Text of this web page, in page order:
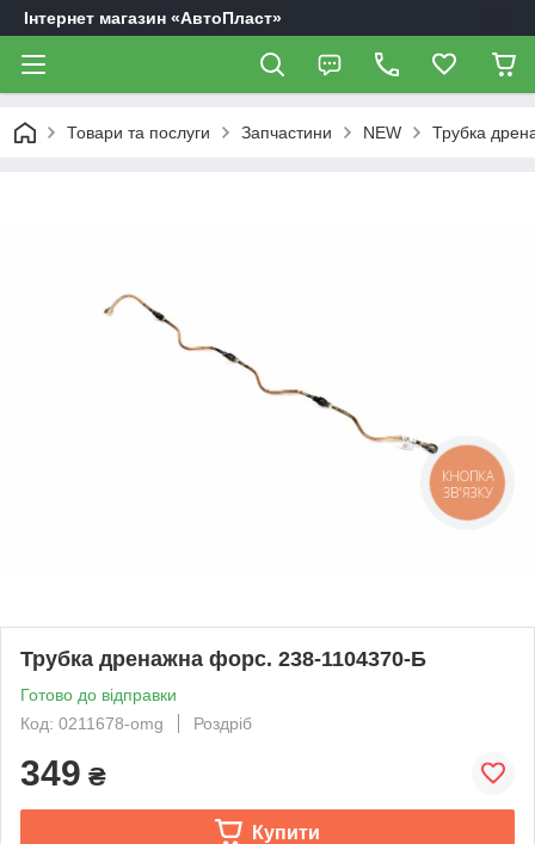
Інтернет магазин «АвтоПласт»
Товари та послуги Запчастини NEW Трубка
Трубка дренажна форс. 238-1104370-Б
Готово до відправки
Код: 0211678-omg
Роздріб
349 ₴
Купити
КНОПКА
ЗВ'ЯЗКУ